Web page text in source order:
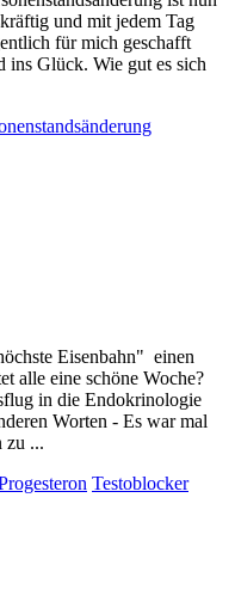
und mit jedem Tag
für mich geschafft
ins Glück. Wie gut es sich
Eisenbahn" einen
alle eine schöne Woche?
in die Endokrinologie
Worten - Es war mal
zu ...
Testoblocker